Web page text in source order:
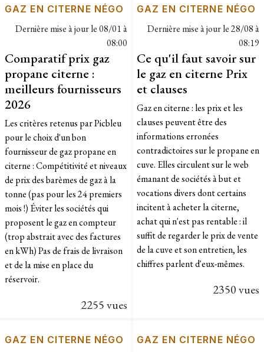
GAZ EN CITERNE NÉGO
Dernière mise à jour le08/01 à
08:00
Comparatif prix gaz
propane citerne :
meilleurs fournisseurs
2026
Les critères retenus par Picbleu
pour le choix d'un bon
fournisseur de gaz propane en
citerne : Compétitivité et niveaux
de prix des barèmes de gaz à la
tonne (pas pour les 24 premiers
mois !) Éviter les sociétés qui
proposent le gaz en compteur
(trop abstrait avec des factures
en kWh) Pas de frais de livraison
et de la mise en place du
réservoir.
2255 vues
GAZ EN CITERNE NÉGO
Dernière mise à jour le28/08 à
08:19
Ce qu'il faut savoir sur
le gaz en citerne Prix
et clauses
Gaz en citerne : les prix et les
clauses peuvent être des
informations erronées
contradictoires sur le propane en
cuve. Elles circulent sur le web
émanant de sociétés à but et
vocations divers dont certains
incitent à acheter la citerne,
achat qui n'est pas rentable : il
suffit de regarder le prix de vente
de la cuve et son entretien, les
chiffres parlent d'eux-mêmes.
2350 vues
GAZ EN CITERNE NÉGO GAZ EN CITERNE NÉGO